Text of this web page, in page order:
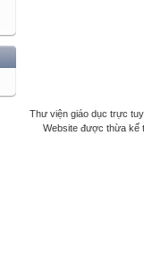
Thư viện giáo dục trực
Website được thừa kế